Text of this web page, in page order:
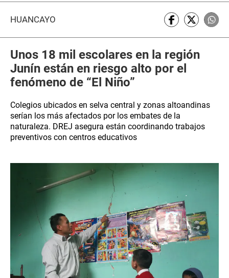
HUANCAYO
Unos 18 mil escolares en la región
Junín están en riesgo alto por el
fenómeno de “El Niño”
Colegios ubicados en selva central y zonas altoandinas
serían los más afectados por los embates de la
naturaleza. DREJ asegura están coordinando trabajos
preventivos con centros educativos